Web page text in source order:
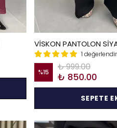
VİSKON PANTOLON
1
%15 ₺ 999.00
₺ 850.00
SEPETE